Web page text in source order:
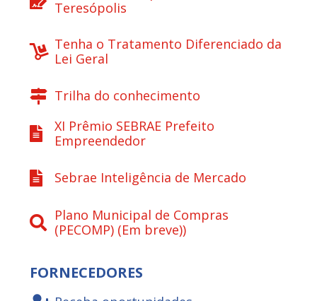
Teresópolis
Tenha o Tratamento Diferenciado da
Lei Geral
Trilha do conhecimento
XI Prêmio SEBRAE Prefeito
Empreendedor
Sebrae Inteligência de Mercado
Plano Municipal de Compras
(PECOMP) (Em breve))
FORNECEDORES